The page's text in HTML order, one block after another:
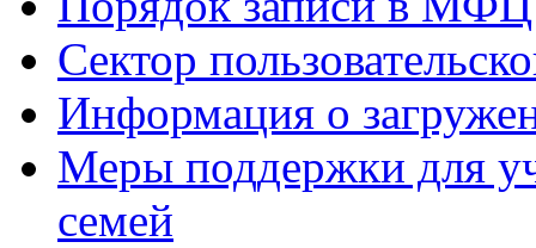
Сектор
Информация о
Меры поддержки для
семей